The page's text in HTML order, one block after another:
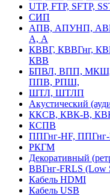
UTP, FTP, SFTP,
СИП
АПВ, АПУНП,
А, А
КВВГ, КВВГнг,
КВВ
БПВЛ, ВПП,
ППВ, РПШ,
ШТЛ, ШТЛП
Акустический
ККСВ, КВК-В,
КСПВ
ППГнг-HF,
РКГМ
Декоративный
ВВГнг-FRLS (Low
Кабель HDMI
Кабель USB